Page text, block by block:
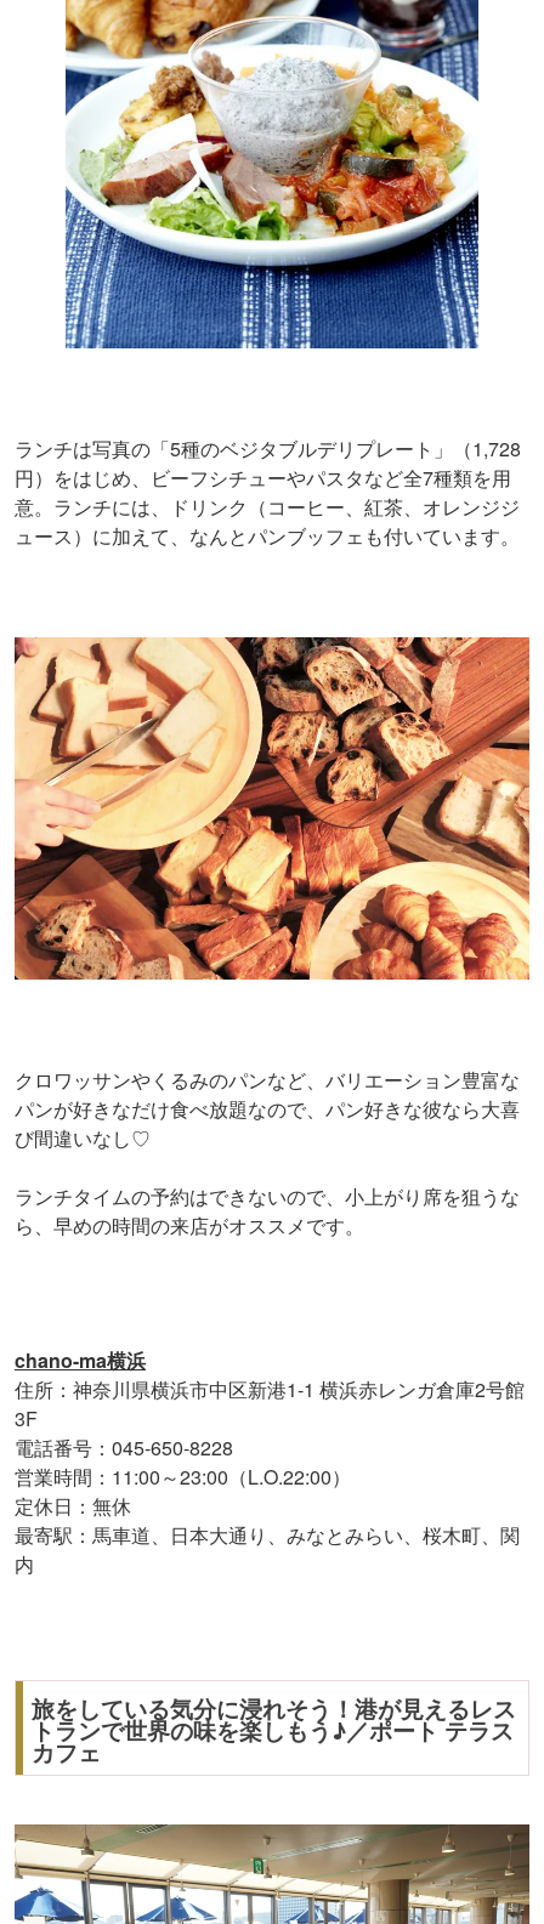
ランチは写真の「5種のベジタブルデリプレート」（1,728
円）をはじめ、ビーフシチューやパスタなど全7種類を用
意。ランチには、ドリンク（コーヒー、紅茶、オレンジジ
ュース）に加えて、なんとパンブッフェも付いています。
クロワッサンやくるみのパンなど、バリエーション豊富な
パンが好きなだけ食べ放題なので、パン好きな彼なら大喜
び間違いなし♡
ランチタイムの予約はできないので、小上がり席を狙うな
ら、早めの時間の来店がオススメです。
chano-ma横浜
住所：神奈川県横浜市中区新港1-1 横浜赤レンガ倉庫2号館
3F
電話番号：045-650-8228
営業時間：11:00～23:00（L.O.22:00）
定休日：無休
最寄駅：馬車道、日本大通り、みなとみらい、桜木町、関
内
旅をしている気分に浸れそう！港が見えるレス
トランで世界の味を楽しもう♪／ポート テラス
カフェ